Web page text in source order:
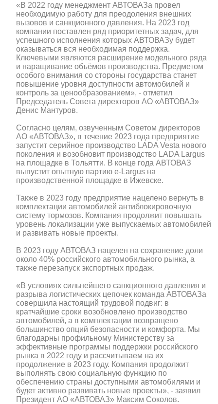
«В 2022 году менеджмент АВТОВАЗа провел
необходимую работу для преодоления внешних
вызовов и санкционного давления. На 2023 год
компании поставлен ряд приоритетных задач, для
успешного исполнения которых АВТОВАЗу будет
оказываться вся необходимая поддержка.
Ключевыми являются расширение модельного ряда
и наращивание объёмов производства. Предметом
особого внимания со стороны государства станет
повышение уровня доступности автомобилей и
контроль за ценообразованием», - отметил
Председатель Совета директоров АО «АВТОВАЗ»
Денис Мантуров.
Согласно целям, озвученным Советом директоров
АО «АВТОВАЗ», в течение 2023 года предприятие
запустит серийное производство LADA Vesta нового
поколения и возобновит производство LADA Largus
на площадке в Тольятти. В конце года АВТОВАЗ
выпустит опытную партию e-Largus на
производственной площадке в Ижевске.
Также в 2023 году предприятие нацелено вернуть в
комплектации автомобилей антиблокировочную
систему тормозов. Компания продолжит повышать
уровень локализации уже выпускаемых автомобилей
и развивать новые проекты.
В 2023 году АВТОВАЗ нацелен на сохранение доли
около 40% российского автомобильного рынка, а
также перезапуск экспортных продаж.
«В условиях сильнейшего санкционного давления и
разрыва логистических цепочек команда АВТОВАЗа
совершила настоящий трудовой подвиг: в
кратчайшие сроки возобновлено производство
автомобилей, а в комплектации возвращено
большинство опций безопасности и комфорта. Мы
благодарны профильному Министерству за
эффективные программы поддержки российского
рынка в 2022 году и рассчитываем на их
продолжение в 2023 году. Компания продолжит
выполнять свою социальную функцию по
обеспечению страны доступными автомобилями и
будет активно развивать новые проекты», - заявил
Президент АО «АВТОВАЗ» Максим Соколов.